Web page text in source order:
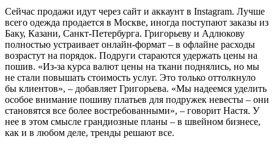
Сейчас продажи идут через сайт и аккаунт в Instagram. Лучше
всего одежда продается в Москве, иногда поступают заказы из
Баку, Казани, Санкт-Петербурга. Григорьеву и Адлюкову
полностью устраивает онлайн-формат – в офлайне расходы
возрастут на порядок. Подруги стараются удержать цены на
пошив. «Из-за курса валют цены на ткани поднялись, но мы
не стали повышать стоимость услуг. Это только оттолкнуло
бы клиентов», – добавляет Григорьева. «Мы надеемся уделить
особое внимание пошиву платьев для подружек невесты – они
становятся все более востребованными», – говорит Настя. У
нее в этом смысле грандиозные планы – в швейном бизнесе,
как и в любом деле, тренды решают все.